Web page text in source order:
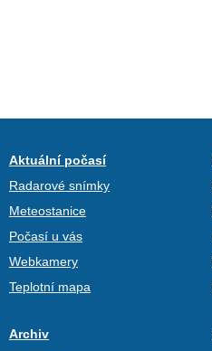
Aktuální počasí
Radarové snímky
Meteostanice
Počasí u vás
Webkamery
Teplotní mapa
Archiv